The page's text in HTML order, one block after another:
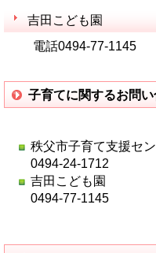
吉田こども園
電話0494-77-1145
子育てに関するお問
秩父市子育て支援セ
0494-24-1712
吉田こども
0494-77-1145